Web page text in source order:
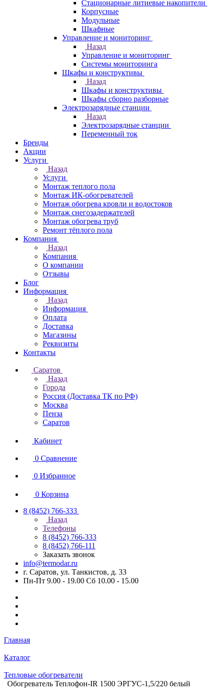
Стационарные литиевые накопители
Корпусные
Модульные
Шкафные
Управление и мониторинг
Назад
Управление и мониторинг
Системы мониторинга
Шкафы и конструктивы
Назад
Шкафы и конструктивы
Шкафы сборно разборные
Электрозарядные станции
Назад
Электрозарядные станции
Переменный ток
Бренды
Акции
Услуги
Назад
Услуги
Монтаж теплого пола
Монтаж ИК-обогревателей
Монтаж обогрева кровли и водостоков
Монтаж снегозадержателей
Монтаж обогрева труб
Ремонт тёплого пола
Компания
Назад
Компания
О компании
Отзывы
Блог
Информация
Назад
Информация
Оплата
Доставка
Магазины
Реквизиты
Контакты
Саратов
Назад
Города
Россия (Доставка ТК по РФ)
Москва
Пенза
Саратов
Кабинет
0 Сравнение
0 Избранное
0 Корзина
8 (8452) 766-333
Назад
Телефоны
8 (8452) 766-333
8 (8452) 766-111
Заказать звонок
info@termodar.ru
г. Саратов, ул. Танкистов, д. 33
Пн-Пт 9.00 - 19.00 Сб 10.00 - 15.00
Главная
Каталог
Тепловые обогреватели
Обогреватель Теплофон-IR 1500 ЭРГУС-1,5/220 белый